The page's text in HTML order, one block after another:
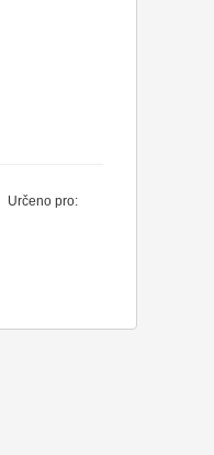
Určeno pro: